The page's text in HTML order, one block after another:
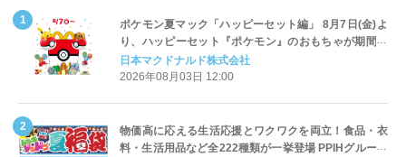
ポケモン夏マック「ハッピーセット編」 8月7日(金)よ
り、ハッピーセット『ポケモン』のおもちゃが期間限
定登場
日本マクドナルド株式会社
2026年08月03日 12:00
物価高に応える生活応援とワクワクを両立！食品・衣
料・生活用品など全222種類が一挙登場 PPIHグループ